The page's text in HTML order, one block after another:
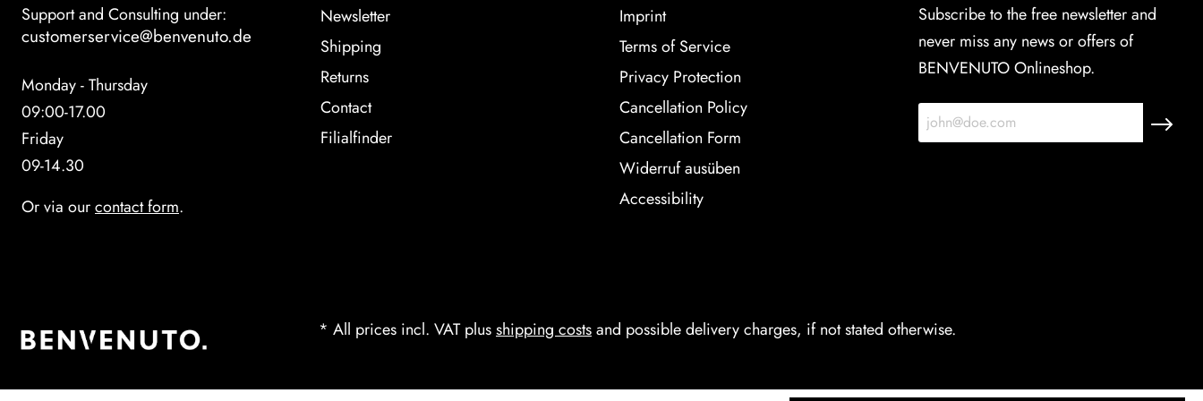
Support and Consulting under:
customerservice@benvenuto.de
Monday - Thursday
09:00-17.00
Friday
09-14.30
Or via ourcontact form.
Newsletter
Shipping
Returns
Contact
Filialfinder
Imprint
Terms of Service
Privacy Protection
Cancellation Policy
Cancellation Form
Widerruf ausüben
Accessibility
Subscribe to the free newsletter and
never miss any news or offers of
BENVENUTO Onlineshop.
* All prices incl. VAT plusshipping costsand possible delivery charges, if not stated otherwise.